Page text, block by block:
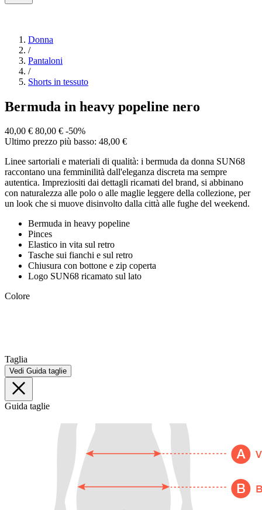
Donna
/
Pantaloni
/
Shorts in tessuto
Bermuda in heavy popeline nero
40,00 € 80,00 € -50%
Ultimo prezzo più basso: 48,00 €
Linee sartoriali e materiali di qualità: i bermuda da donna SUN68
raccontano una femminilità dall'eleganza discreta ma sempre
autentica. Impreziositi dai dettagli ricamati del brand, si abbinano
con naturalezza alle polo o alle maglie leggere della collezione, per
un look che si muove disinvolto dalla città alle fughe del weekend.
Bermuda in heavy popeline
Pinces
Elastico in vita sul retro
Tasche sui fianchi e sul retro
Chiusura con bottone e zip coperta
Logo SUN68 ricamato sul lato
Colore
Taglia
Vedi Guida taglie
Guida taglie